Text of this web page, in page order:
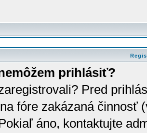
prihlásiť?
Pred
fóre zakázaná činnosť
áno, kontaktujte